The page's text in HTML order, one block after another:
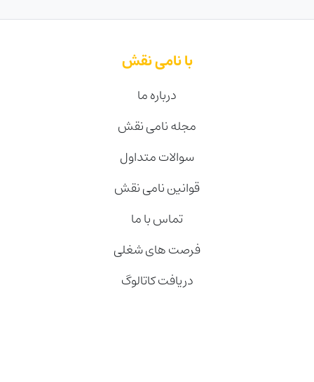
با نامی نقش
درباره ما
مجله نامی نقش
سوالات متداول
قوانین نامی نقش
تماس با ما
فرصت های شغلی
دریافت کاتالوگ